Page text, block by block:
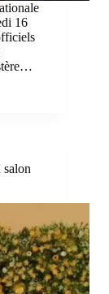
16
salon